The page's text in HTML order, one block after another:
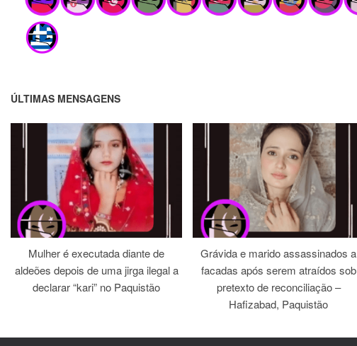
ÚLTIMAS MENSAGENS
Mulher é executada diante de
aldeões depois de uma jirga ilegal a
declarar “kari” no Paquistão
Grávida e marido assassinados a
facadas após serem atraídos sob
pretexto de reconciliação –
Hafizabad, Paquistão